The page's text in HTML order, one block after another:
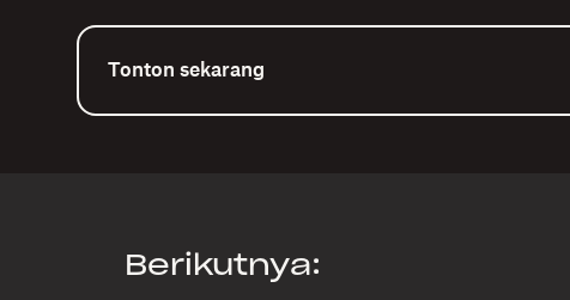
Tonton sekarang
Berikutnya: